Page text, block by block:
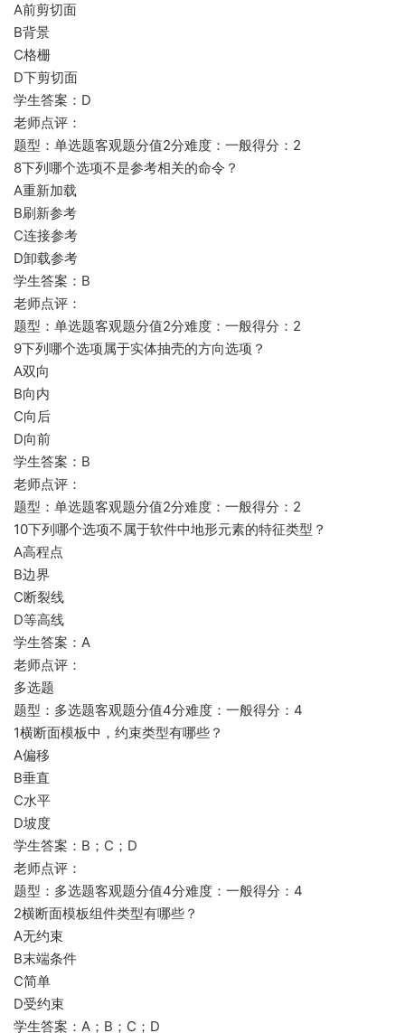
A前剪切面
B背景
C格栅
D下剪切面
学生答案：D
老师点评：
题型：单选题客观题分值2分难度：一般得分：2
8下列哪个选项不是参考相关的命令？
A重新加载
B刷新参考
C连接参考
D卸载参考
学生答案：B
老师点评：
题型：单选题客观题分值2分难度：一般得分：2
9下列哪个选项属于实体抽壳的方向选项？
A双向
B向内
C向后
D向前
学生答案：B
老师点评：
题型：单选题客观题分值2分难度：一般得分：2
10下列哪个选项不属于软件中地形元素的特征类型？
A高程点
B边界
C断裂线
D等高线
学生答案：A
老师点评：
多选题
题型：多选题客观题分值4分难度：一般得分：4
1横断面模板中，约束类型有哪些？
A偏移
B垂直
C水平
D坡度
学生答案：B；C；D
老师点评：
题型：多选题客观题分值4分难度：一般得分：4
2横断面模板组件类型有哪些？
A无约束
B末端条件
C简单
D受约束
学生答案：A；B；C；D